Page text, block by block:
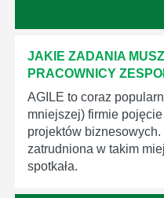
JAKIE ZADANIA
PRACOWNICY
AGILE to coraz
mniejszej) firmie
projektów
zatrudniona w takim
spotkała.